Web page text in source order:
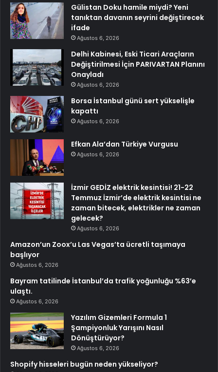
Gülistan Doku hamile miydi? Yeni
tanıktan davanın seyrini değiştirecek
ifade
Ağustos 6, 2026
Delhi Kabinesi, Eski Ticari Araçların
Değiştirilmesi İçin PARIVARTAN Planını
Onayladı
Ağustos 6, 2026
Borsa İstanbul günü sert yükselişle
kapattı
Ağustos 6, 2026
Efkan Ala’dan Türkiye Vurgusu
Ağustos 6, 2026
İzmir GEDİZ elektrik kesintisi! 21-22
Temmuz İzmir’de elektrik kesintisi ne
zaman bitecek, elektrikler ne zaman
gelecek?
Ağustos 6, 2026
Amazon’un Zoox’u Las Vegas’ta ücretli taşımaya
başlıyor
Ağustos 6, 2026
Bayram tatilinde İstanbul’da trafik yoğunluğu %63’e
ulaştı.
Ağustos 6, 2026
Yazılım Gizemleri Formula 1
Şampiyonluk Yarışını Nasıl
Dönüştürüyor?
Ağustos 6, 2026
Shopify hisseleri bugün neden yükseliyor?